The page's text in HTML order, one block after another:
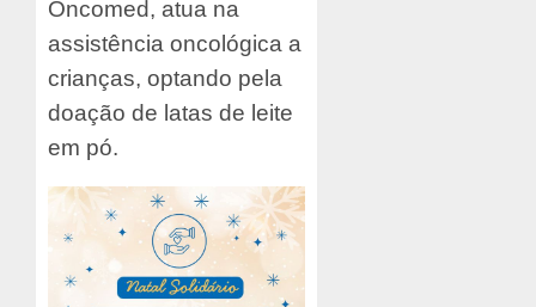
Oncomed, atua na
assistência oncológica a
crianças, optando pela
doação de latas de leite
em pó.